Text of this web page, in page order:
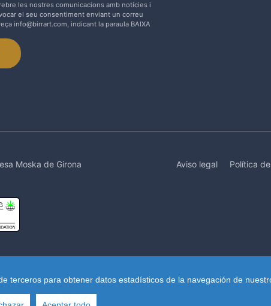
terceros para obtener datos estadísticos de la navegación de
les nostres comunicacions amb notícies i
el seu consentiment enviant un correu
info@birrart.com, indicant la paraula BAIXA
Moska de Girona Aviso legal Política